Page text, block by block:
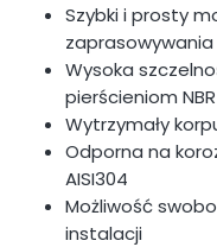
Szybki i prosty
zaprasowywania
Wysoka
pierścieniom NBR
Wytrzymały
Odporna na
AISI304
Możliwość
instalacji